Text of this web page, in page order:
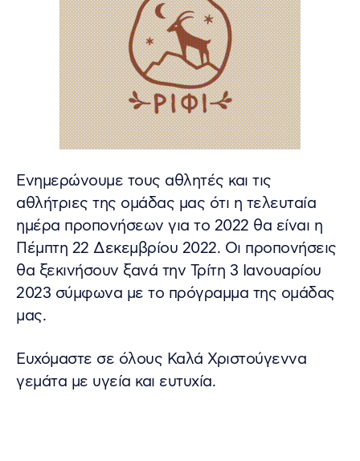
Ενημερώνουμε τους αθλητές και τις
αθλήτριες της ομάδας μας ότι η τελευταία
ημέρα προπονήσεων για το 2022 θα είναι η
Πέμπτη 22 Δεκεμβρίου 2022. Οι προπονήσεις
θα ξεκινήσουν ξανά την Τρίτη 3 Ιανουαρίου
2023 σύμφωνα με το πρόγραμμα της ομάδας
μας.
Ευχόμαστε σε όλους Καλά Χριστούγεννα
γεμάτα με υγεία και ευτυχία.